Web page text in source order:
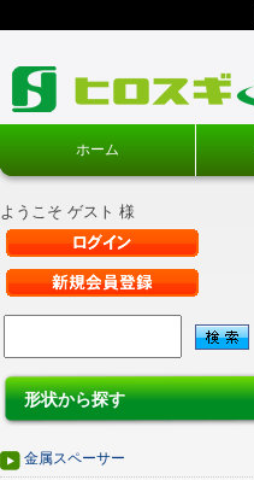
ホーム
ようこそ ゲスト 様
形状から探す
金属スペーサー